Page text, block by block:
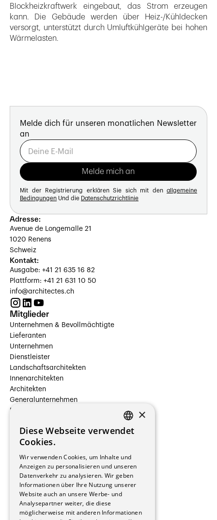
Blockheizkraftwerk eingebaut, das Strom erzeugen
kann. Die Gebäude werden über Heiz-/Kühldecken
versorgt, unterstützt durch Umluftkühlgeräte bei hohen
Wärmelasten.
Melde dich für unseren monatlichen Newsletter
an
Mit der Registrierung erklären Sie sich mit den allgemeine
Bedingungen Und die Datenschutzrichtlinie
Adresse:
Avenue de Longemalle 21
1020 Renens
Schweiz
Kontakt:
Ausgabe: +41 21 635 16 82
Plattform: +41 21 631 10 50
info@architectes.ch
Mitglieder
Unternehmen & Bevollmächtigte
Lieferanten
Unternehmen
Dienstleister
Landschaftsarchitekten
Innenarchitekten
Architekten
Generalunternehmen
Beauftragte Unternehmen
Hersteller/Lieferanten
Bauherrschaften
Immobilienverwaltungsgesellschaften
Stockwerkeigentum
Reportagen
Wohnungen
Renovierungen
Innere Umbauten
Gastgewerbe und Tourismus
FRENCH
×
Diese Webseite verwendet
Cookies.
Wir verwenden Cookies, um Inhalte und
Anzeigen zu personalisieren und unseren
Datenverkehr zu analysieren. Wir geben
Informationen über Ihre Nutzung unserer
Website auch an unsere Werbe- und
Analysepartner weiter, die diese
möglicherweise mit anderen Informationen